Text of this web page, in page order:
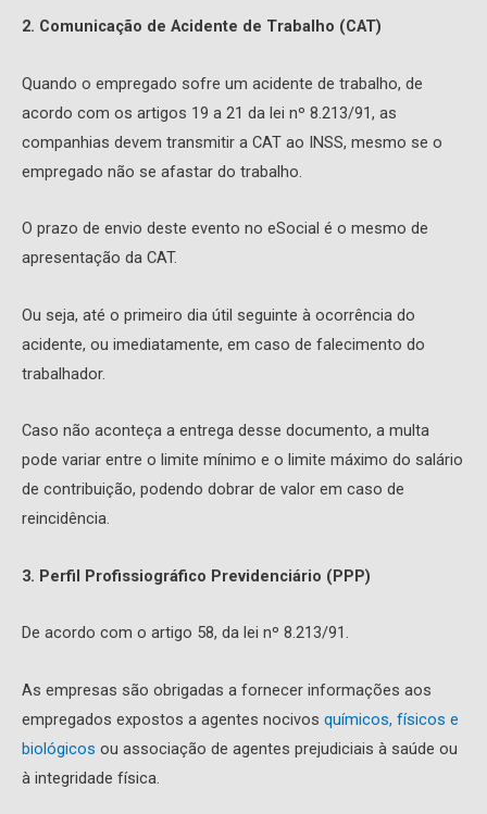
2. Comunicação de Acidente de Trabalho (CAT)
Quando o empregado sofre um acidente de trabalho, de
acordo com os artigos 19 a 21 da lei nº 8.213/91, as
companhias devem transmitir a CAT ao INSS, mesmo se o
empregado não se afastar do trabalho.
O prazo de envio deste evento no eSocial é o mesmo de
apresentação da CAT.
Ou seja, até o primeiro dia útil seguinte à ocorrência do
acidente, ou imediatamente, em caso de falecimento do
trabalhador.
Caso não aconteça a entrega desse documento, a multa
pode variar entre o limite mínimo e o limite máximo do salário
de contribuição, podendo dobrar de valor em caso de
reincidência.
3. Perfil Profissiográfico Previdenciário (PPP)
De acordo com o artigo 58, da lei nº 8.213/91.
As empresas são obrigadas a fornecer informações aos
empregados expostos a agentes nocivos químicos, físicos e
biológicos ou associação de agentes prejudiciais à saúde ou
à integridade física.